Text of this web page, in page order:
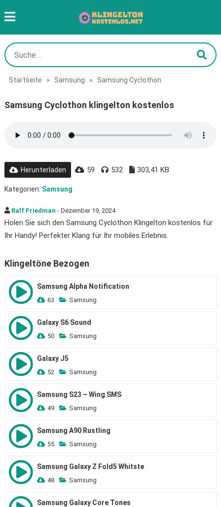
Startseite » Samsung » Samsung Cyclothon
Samsung Cyclothon klingelton kostenlos
Herunterladen 59 532 303,41 KB
Kategorien: Samsung
Ralf Friedman - Dezember 19, 2024
Holen Sie sich den Samsung Cyclothon Klingelton kostenlos für
Ihr Handy! Perfekter Klang für Ihr mobiles Erlebnis.
Klingeltöne Bezogen
Samsung Alpha Notification
63 Samsung
Galaxy S6 Sound
50 Samsung
Galaxy J5
52 Samsung
Samsung S23 – Wing SMS
49 Samsung
Samsung A90 Rustling
55 Samsung
Samsung Galaxy Z Fold5 Whitste
48 Samsung
Samsung Galaxy Core Tones